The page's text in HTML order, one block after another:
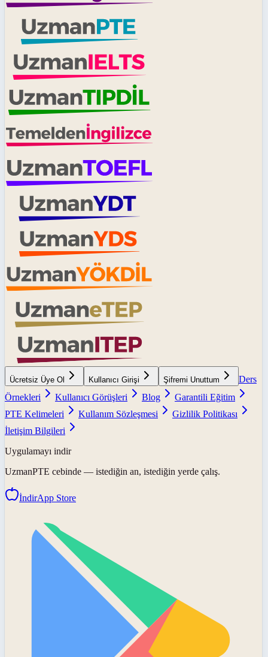
Ücretsiz Üye Ol Kullanıcı Girişi Şifremi Unuttum
Ders
Örnekleri
Kullanıcı Görüşleri Blog
Garantili Eğitim
PTE Kelimeleri
Kullanım Sözleşmesi
Gizlilik Politikası
İletişim Bilgileri
Uygulamayı indir
UzmanPTE cebinde — istediğin an, istediğin yerde çalış.
İndirApp Store